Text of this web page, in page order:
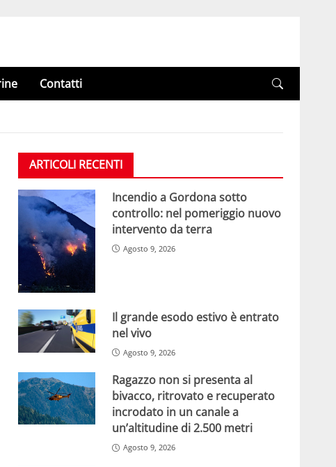
Contatti
ARTICOLI RECENTI
Incendio a Gordona sotto
controllo: nel pomeriggio nuovo
intervento da terra
Agosto 9, 2026
Il grande esodo estivo è entrato
nel vivo
Agosto 9, 2026
Ragazzo non si presenta al
bivacco, ritrovato e recuperato
incrodato in un canale a
un’altitudine di 2.500 metri
Agosto 9, 2026